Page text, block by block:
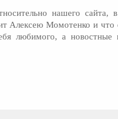
нашего сайта,
Алексею Момотенко и что
любимого, а новостные